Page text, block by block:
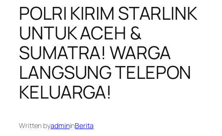
POLRI KIRIM STARLINK
UNTUK ACEH &
SUMATRA! WARGA
LANGSUNG TELEPON
KELUARGA!
Written byadmininBerita